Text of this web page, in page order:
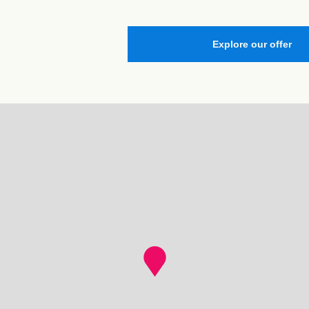
Explore our offer